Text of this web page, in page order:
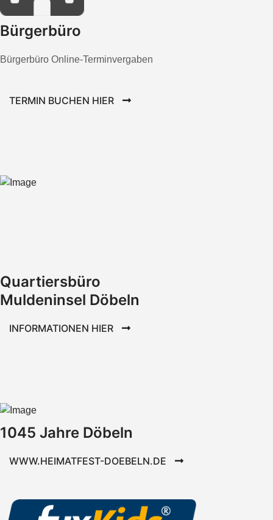
Bürgerbüro
Bürgerbüro Online-Terminvergaben
TERMIN BUCHEN HIER
Quartiersbüro
Muldeninsel Döbeln
INFORMATIONEN HIER
1045 Jahre Döbeln
WWW.HEIMATFEST-DOEBELN.DE